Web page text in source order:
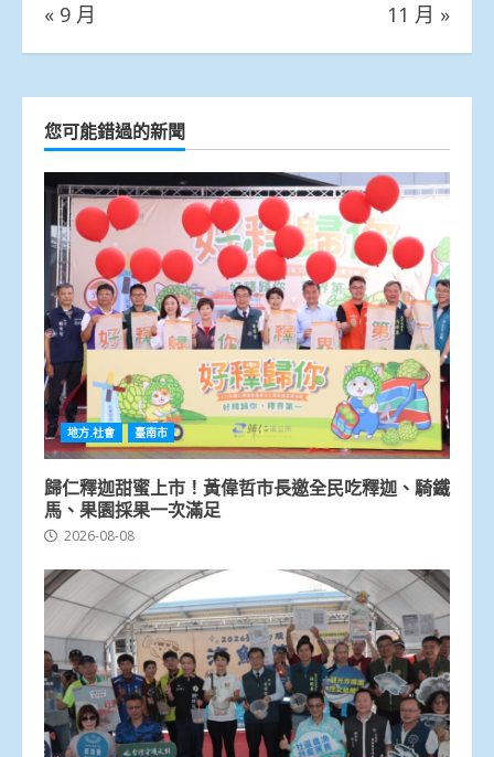
« 9 月 11 月 »
您可能錯過的新聞
地方.社會 臺南市
歸仁釋迦甜蜜上市！黃偉哲市長邀全民吃釋迦、騎鐵
馬、果園採果一次滿足
2026-08-08